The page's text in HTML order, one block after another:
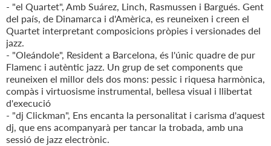
- "el Quartet", Amb Suárez, Linch, Rasmussen i Bargués. Gent
del país, de Dinamarca i d'Amèrica, es reuneixen i creen el
Quartet interpretant composicions pròpies i versionades del
jazz.
- "Oleándole", Resident a Barcelona, és l'únic quadre de pur
Flamenc i autèntic jazz. Un grup de set components que
reuneixen el millor dels dos mons: pessic i riquesa harmònica,
compàs i virtuosisme instrumental, bellesa visual i llibertat
d'execució
- "dj Clickman", Ens encanta la personalitat i carisma d'aquest
dj, que ens acompanyarà per tancar la trobada, amb una
sessió de jazz electrònic.